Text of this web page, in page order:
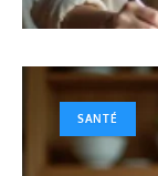
SANTÉ